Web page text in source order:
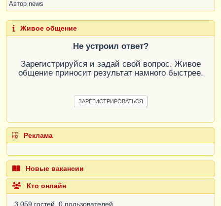
Автор news
Живое общение
Не устроил ответ?
Зарегистрируйся и задай свой вопрос. Живое
общение приносит результат намного быстрее.
ЗАРЕГИСТРИРОВАТЬСЯ
Реклама
Новые вакансии
Кто онлайн
3 059 гостей, 0 пользователей